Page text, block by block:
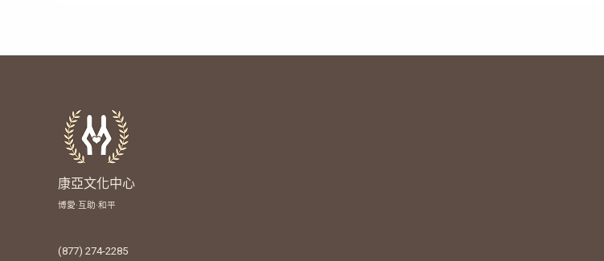
康亞文化中心
博愛·互助·和平
(877) 274-2285